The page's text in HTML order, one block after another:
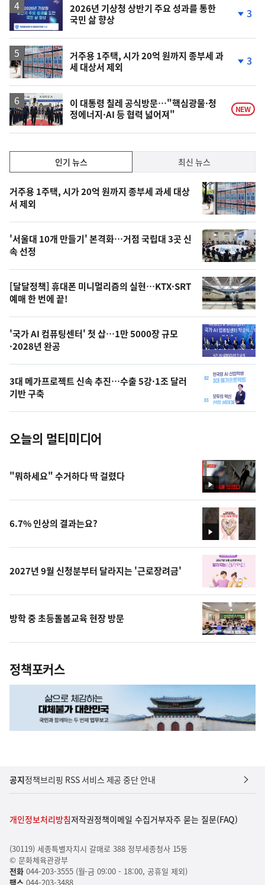
2026년 기상청 상반기 주요 성과를 통한
국민 삶 향상
하
3
거주용 1주택, 시가 20억 원까지 종부세 과
세 대상서 제외
하
락
3
이 대통령 칠레 공식방문…"핵심광물·청
정에너지·AI 등 협력 넓어져"
NEW
기,
최
신,
오
늘
의
영
상
오
의
사
진
인기 뉴스 최신 뉴스
기
뉴
스
거주용 1주택, 시가 20억 원까지 종부세 과세 대상
서 제외
'서울대 10개 만들기' 본격화…거점 국립대 3곳 신
속 선정
[달달정책] 휴대폰 미니멀리즘의 실현…KTX·SRT
예매 한 번에 끝!
'국가 AI 컴퓨팅센터' 첫 삽…1만 5000장 규모
·2028년 완공
3대 메가프로젝트 신속 추진…수출 5강·1조 달러
기반 구축
오늘의 멀티미디어
영
상
"뭐하세요" 수거하다 딱 걸렸다
영
상
6.7% 인상의 결과는요?
2027년 9월 신청분부터 달라지는 '근로장려금'
방학 중 초등돌봄교육 현장 방문
정책포커스
공지정책브리핑 RSS 서비스 제공 중단 안내
개인정보처리방침저작권정책이메일 수집거부자주 묻는 질문(FAQ)
(30119) 세종특별자치시 갈매로 388 정부세종청사 15동
© 문화체육관광부
전화044-203-3555 (월-금 09:00 - 18:00, 공휴일 제외)
팩스 044-203-3488